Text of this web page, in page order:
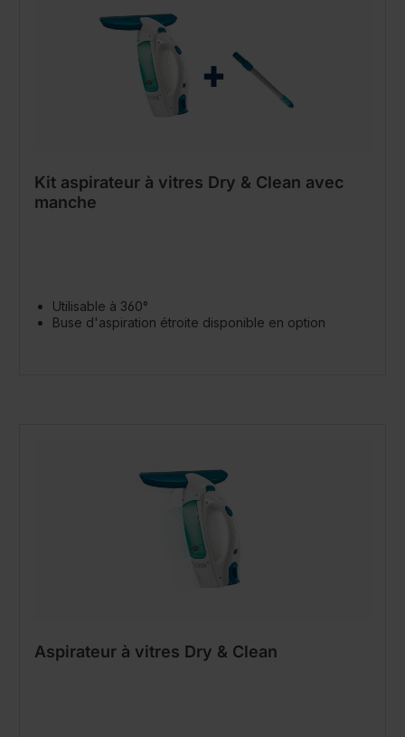
Kit aspirateur à vitres Dry & Clean avec
manche
Utilisable à 360°
Buse d'aspiration étroite disponible en option
Aspirateur à vitres Dry & Clean